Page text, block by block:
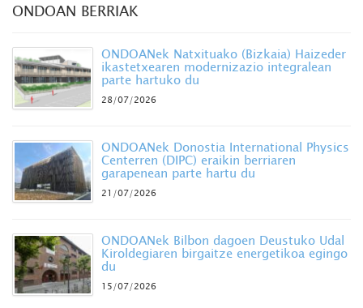
ONDOAN BERRIAK
ONDOANek Natxituako (Bizkaia) Haizeder
ikastetxearen modernizazio integralean
parte hartuko du
28/07/2026
ONDOANek Donostia International Physics
Centerren (DIPC) eraikin berriaren
garapenean parte hartu du
21/07/2026
ONDOANek Bilbon dagoen Deustuko Udal
Kiroldegiaren birgaitze energetikoa egingo
du
15/07/2026